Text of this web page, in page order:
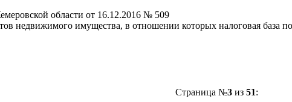
области от 16.12.2016 № 509
недвижимого имущества, в отношении которых налоговая база
Страница №3из 51: